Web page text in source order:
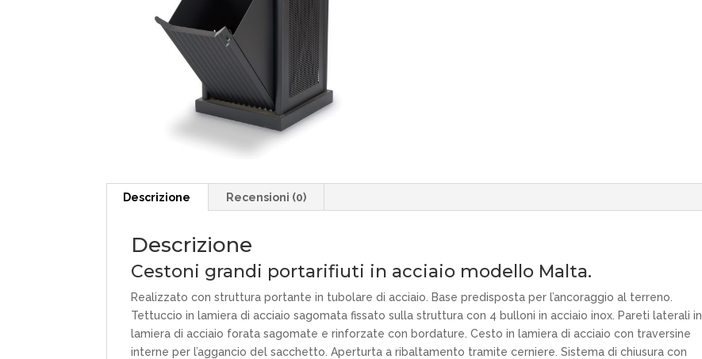
Descrizione Recensioni (0)
Descrizione
Cestoni grandi portarifiuti in acciaio modello Malta.
Realizzato con struttura portante in tubolare di acciaio. Base predisposta per l’ancoraggio al terreno.
Tettuccio in lamiera di acciaio sagomata fissato sulla struttura con 4 bulloni in acciaio inox. Pareti laterali in
lamiera di acciaio forata sagomate e rinforzate con bordature. Cesto in lamiera di acciaio con traversine
interne per l’aggancio del sacchetto. Aperturta a ribaltamento tramite cerniere. Sistema di chiusura con